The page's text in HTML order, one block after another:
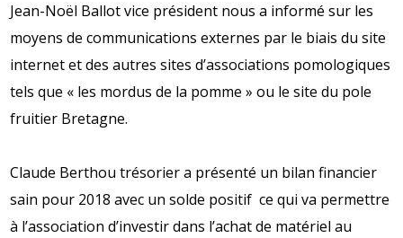
Jean-Noël Ballot vice président nous a informé sur les
moyens de communications externes par le biais du site
internet et des autres sites d’associations pomologiques
tels que « les mordus de la pomme » ou le site du pole
fruitier Bretagne.
Claude Berthou trésorier a présenté un bilan financier
sain pour 2018 avec un solde positif ce qui va permettre
à l’association d’investir dans l’achat de matériel au